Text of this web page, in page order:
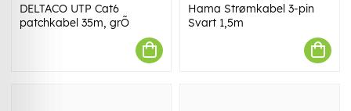
DELTACO UTP Cat6
patchkabel 35m, grÕ
Hama Strømkabel 3-pin
Svart 1,5m